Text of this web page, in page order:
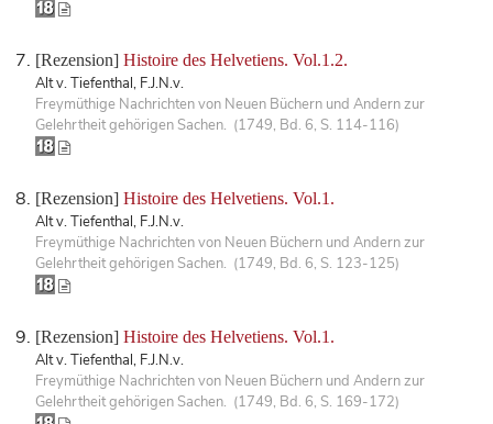
[Rezension] Histoire des Helvetiens. Vol.1.2.
Alt v. Tiefenthal, F.J.N.v.
Freymüthige Nachrichten von Neuen Büchern und Andern zur
Gelehrtheit gehörigen Sachen. (1749, Bd. 6, S. 114-116)
[Rezension] Histoire des Helvetiens. Vol.1.
Alt v. Tiefenthal, F.J.N.v.
Freymüthige Nachrichten von Neuen Büchern und Andern zur
Gelehrtheit gehörigen Sachen. (1749, Bd. 6, S. 123-125)
[Rezension] Histoire des Helvetiens. Vol.1.
Alt v. Tiefenthal, F.J.N.v.
Freymüthige Nachrichten von Neuen Büchern und Andern zur
Gelehrtheit gehörigen Sachen. (1749, Bd. 6, S. 169-172)